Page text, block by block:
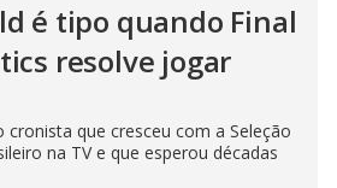
é tipo quando Final
resolve jogar
cronista que cresceu com a Seleção
na TV e que esperou décadas